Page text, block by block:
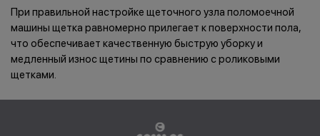
При правильной настройке щеточного узла поломоечной
машины щетка равномерно прилегает к поверхности пола,
что обеспечивает качественную быструю уборку и
медленный износ щетины по сравнению с роликовыми
щетками.